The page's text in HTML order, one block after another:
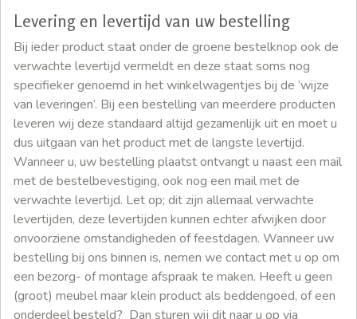
Levering en levertijd van uw bestelling
Bij ieder product staat onder de groene bestelknop ook de
verwachte levertijd vermeldt en deze staat soms nog
specifieker genoemd in het winkelwagentjes bij de ‘wijze
van leveringen’. Bij een bestelling van meerdere producten
leveren wij deze standaard altijd gezamenlijk uit en moet u
dus uitgaan van het product met de langste levertijd.
Wanneer u, uw bestelling plaatst ontvangt u naast een mail
met de bestelbevestiging, ook nog een mail met de
verwachte levertijd. Let op; dit zijn allemaal verwachte
levertijden, deze levertijden kunnen echter afwijken door
onvoorziene omstandigheden of feestdagen. Wanneer uw
bestelling bij ons binnen is, nemen we contact met u op om
een bezorg- of montage afspraak te maken. Heeft u geen
(groot) meubel maar klein product als beddengoed, of een
onderdeel besteld? Dan sturen wij dit naar u op via